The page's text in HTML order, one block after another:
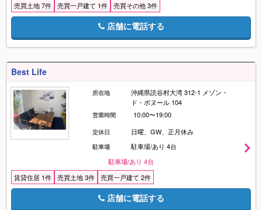
売買土地 7件 売買一戸建て 1件 売買その他 3件
店舗に電話する
Best Life
所在地
沖縄県読谷村大湾 312-1 メゾン・
ド・ボヌール 104
営業時間 10:00〜19:00
定休日 日曜、GW、正月休み
駐車場 駐車場/あり 4台
駐車場/あり 4台
賃貸住居 1件 売買土地 3件 売買一戸建て 2件
店舗に電話する